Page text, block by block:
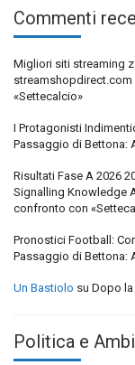
Commenti
Migliori siti streaming
streamshopdirect.com
«Settecalcio»
I Protagonisti
Passaggio di Bettona:
Risultati Fase A 2026
Signalling Knowledge
confronto con
Pronostici Football:
Passaggio di Bettona:
Un Bastiolo su Dopo la
Politica e